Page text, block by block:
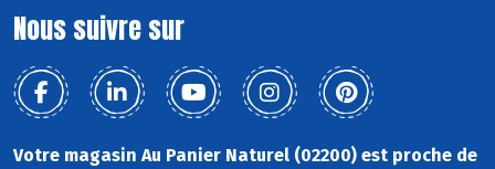
Nous suivre sur
Votre magasin Au Panier Naturel (02200) est proche de